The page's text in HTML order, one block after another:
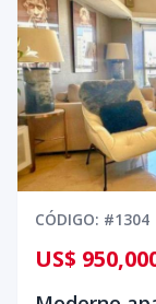
CÓDIGO: #1304
US$